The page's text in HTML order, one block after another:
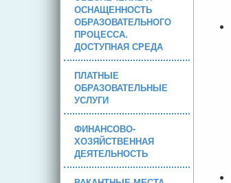
ОСНАЩЕННОСТЬ
ОБРАЗОВАТЕЛЬНОГО
ПРОЦЕССА.
ДОСТУПНАЯ СРЕДА
ПЛАТНЫЕ
ОБРАЗОВАТЕЛЬНЫЕ
УСЛУГИ
ФИНАНСОВО-
ХОЗЯЙСТВЕННАЯ
ДЕЯТЕЛЬНОСТЬ